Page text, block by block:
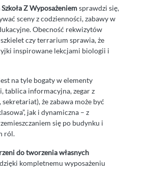
Z Wyposażeniemsprawdzi się,
sceny z codzienności, zabawy w
Obecność rekwizytów
czy terrarium sprawia, że
inspirowane lekcjami biologii i
na tyle bogaty w elementy
tablica informacyjna, zegar z
że zabawa może być
jak i dynamiczna – z
się po budynku i
ról.
do tworzenia własnych
kompletnemu wyposażeniu